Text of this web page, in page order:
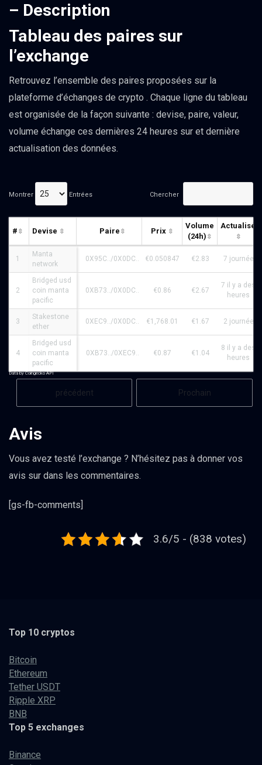
– Description
Tableau des paires sur
l’exchange
Retrouvez l’ensemble des paires proposées sur la
plateforme d’échanges de crypto . Chaque ligne du tableau
est organisée de la façon suivante : devise, paire, valeur,
volume échange ces dernières 24 heures sur et dernière
actualisation des données.
Montrer Entrées Chercher
précédent Prochain
# Devise Paire Prix
Volume
(24h)
Actualisé
1
Manta
network
0X95C../0X0DC.. €0.050847 €2.83 7 journée
2
Bridged usd
coin manta
pacific
0XB73../0X0DC.. €0.86 €2.67
7 il y a des
heures
3
Stakestone
ether
0XEC9../0X0DC.. €1,768.01 €1.67 2 journée
4
Bridged usd
coin manta
pacific
0XB73../0XEC9.. €0.87 €1.04
8 il y a des
heures
Data by Coingecko API
Avis
Vous avez testé l’exchange ? N’hésitez pas à donner vos
avis sur dans les commentaires.
[gs-fb-comments]
3.6/5 - (838 votes)
Top 10 cryptos
Bitcoin
Ethereum
Tether USDT
Ripple XRP
BNB
Top 5 exchanges
Binance